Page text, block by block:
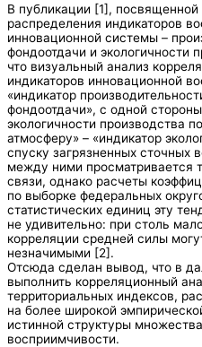
В публикации [1], посвященной
распределения индикаторов
инновационной системы –
фондоотдачи и экологичности
что визуальный анализ
индикаторов инновационной
«индикатор
фондоотдачи», с одной
экологичности производства
атмосферу» – «индикатор
спуску загрязненных сточных
между ними просматривается
связи, однако расчеты
по выборке федеральных
статистических единиц эту
не удивительно: при столь
корреляции средней силы
незначимыми [2].
Отсюда сделан вывод, что в
выполнить корреляционный
территориальных индексов,
на более широкой
истинной структуры
восприимчивости.